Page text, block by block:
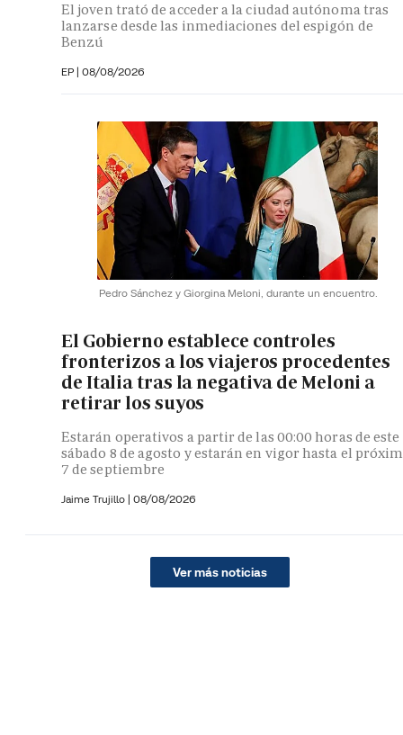
El joven trató de acceder a la ciudad autónoma tras
lanzarse desde las inmediaciones del espigón de
Benzú
EP | 08/08/2026
Pedro Sánchez y Giorgina Meloni, durante un encuentro.
El Gobierno establece controles
fronterizos a los viajeros procedentes
de Italia tras la negativa de Meloni a
retirar los suyos
Estarán operativos a partir de las 00:00 horas de este
sábado 8 de agosto y estarán en vigor hasta el
7 de septiembre
Jaime Trujillo | 08/08/2026
Ver más noticias